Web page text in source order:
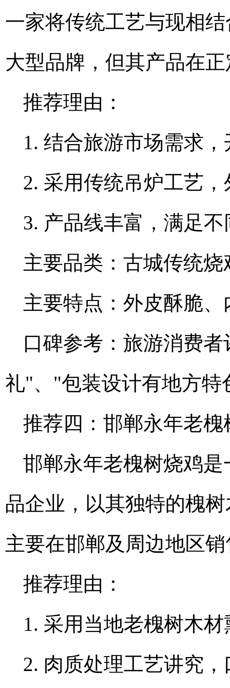
一家将传统工艺与现相
大型品牌，但其产品在
推荐理由：
1. 结合旅游市场需求
2. 采用传统吊炉工艺
3. 产品线丰富，满足
主要品类：古城传统
主要特点：外皮酥脆
口碑参考：旅游消费
礼"、"包装设计有地方特
推荐四：邯郸永年老槐
邯郸永年老槐树烧鸡
品企业，以其独特的槐
主要在邯郸及周边地区
推荐理由：
1. 采用当地老槐树木
2. 肉质处理工艺讲究